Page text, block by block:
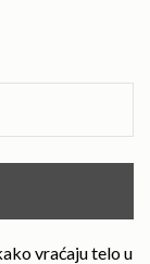
vraćaju telo u